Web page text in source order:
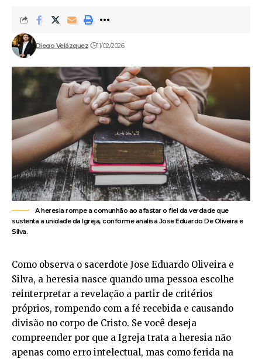
Diego Velázquez 11/02/2026
A heresia rompe a comunhão ao afastar o fiel da verdade que
sustenta a unidade da Igreja, conforme analisa Jose Eduardo De Oliveira e
Silva.
Como observa o sacerdote Jose Eduardo Oliveira e
Silva, a heresia nasce quando uma pessoa escolhe
reinterpretar a revelação a partir de critérios
próprios, rompendo com a fé recebida e causando
divisão no corpo de Cristo. Se você deseja
compreender por que a Igreja trata a heresia não
apenas como erro intelectual, mas como ferida na